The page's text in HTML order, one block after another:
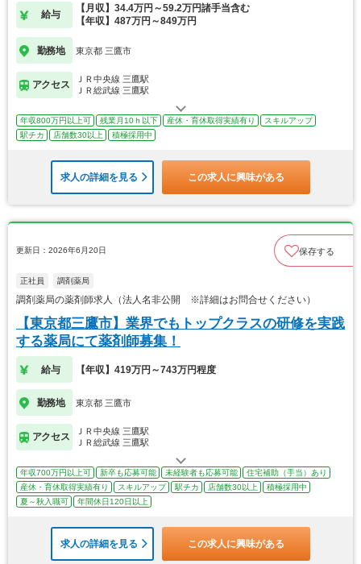
給与
【月収】34.4万円～59.2万円諸手当含む
【年収】487万円～849万円
勤務地 東京都 三鷹市
アクセス
ＪＲ中央線 三鷹駅
ＪＲ総武線 三鷹駅
年収800万円以上可 残業月10ｈ以下 産休・育休取得実績有り
スキルアップ
駅チカ
店舗数30以上 積極採用中
求人の詳細を見る この求人に興味がある
更新日：2026年6月20日 保存する
正社員 調剤薬局
調剤薬局の薬剤師求人（法人名非公開 ※詳細はお問合せください）
【東京都三鷹市】業界でもトップクラスの研修を実践
する薬局にて薬剤師募集！
給与 【年収】419万円～743万円程度
勤務地 東京都 三鷹市
アクセス
ＪＲ中央線 三鷹駅
ＪＲ総武線 三鷹駅
年収700万円以上可 新卒も応募可能 未経験者も応募可能
住宅補助（手当）あり
産休・育休取得実績有り
スキルアップ 駅チカ 店舗数30以上
積極採用中
夏～秋入職可
年間休日120日以上
求人の詳細を見る この求人に興味がある